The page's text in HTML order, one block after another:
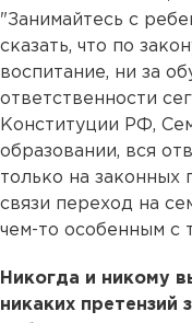
"Занимайтесь с
сказать, что по
воспитание, ни за
ответственности
Конституции РФ,
образовании, вся
только на законных
связи переход на
чем-то особенным с
Никогда и никому
никаких претензий